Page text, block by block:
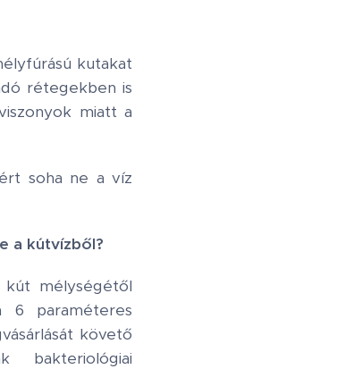
kutakat
rétegekben is
miatt a
soha ne a víz
a kútvízből?
kút mélységétől
6 paraméteres
követő
bakteriológiai